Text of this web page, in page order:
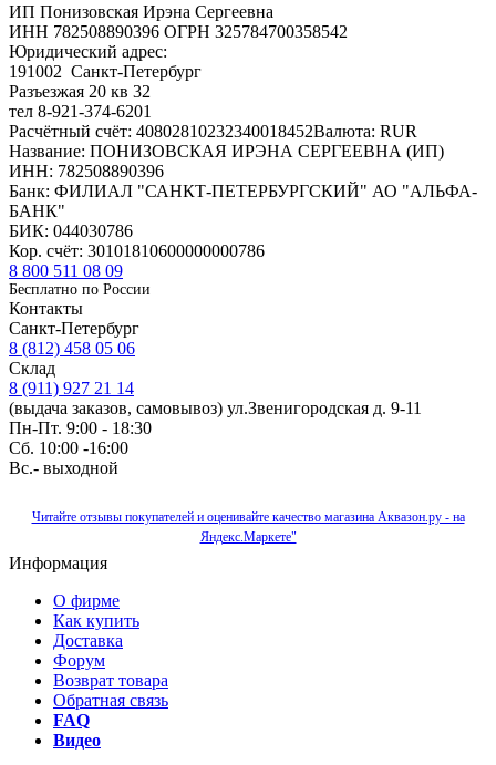
ИП Понизовская Ирэна Сергеевна
ИНН 782508890396 ОГРН 325784700358542
Юридический адрес:
191002 Санкт-Петербург
Разъезжая 20 кв 32
тел 8-921-374-6201
Расчётный счёт: 40802810232340018452Валюта: RUR
Название: ПОНИЗОВСКАЯ ИРЭНА СЕРГЕЕВНА (ИП)
ИНН: 782508890396
Банк: ФИЛИАЛ "САНКТ-ПЕТЕРБУРГСКИЙ" АО "АЛЬФА-
БАНК"
БИК: 044030786
Кор. счёт: 30101810600000000786
8 800 511 08 09
Бесплатно по Роcсии
Контакты
Санкт-Петербург
8 (812) 458 05 06
Склад
8 (911) 927 21 14
(выдача заказов, самовывоз) ул.Звенигородская д. 9-11
Пн-Пт. 9:00 - 18:30
Сб. 10:00 -16:00
Вс.- выходной
Читайте отзывы покупателей и оценивайте качество магазина Аквазон.ру - на
Яндекс.Маркете"
Информация
О фирме
Как купить
Доставка
Форум
Возврат товара
Обратная связь
FAQ
Видео